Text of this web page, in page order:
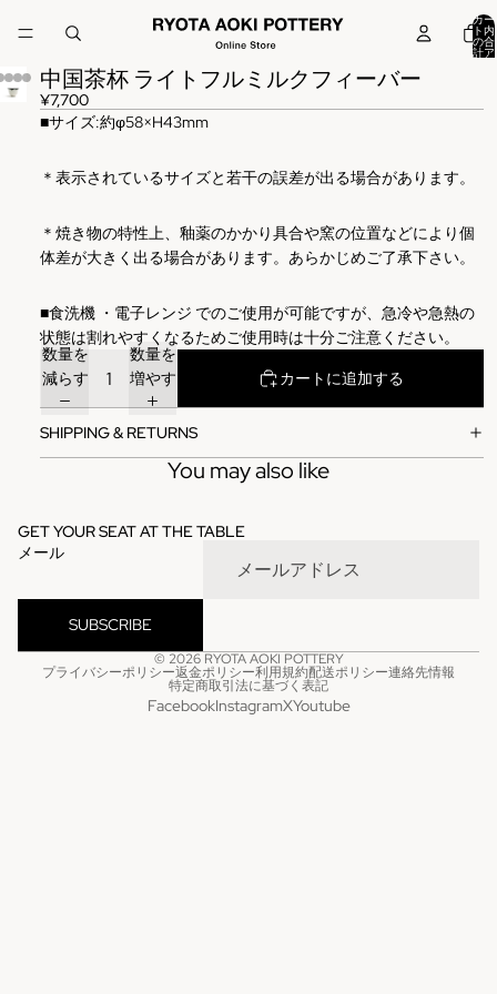
カー
ト内
の合
計ア
中国茶杯 ライトフルミルクフィーバー
¥7,700
■サイズ:約φ58×H43mm
＊表示されているサイズと若干の誤差が出る場合があります。
＊焼き物の特性上、釉薬のかかり具合や窯の位置などにより個
体差が大きく出る場合があります。あらかじめご了承下さい。
■食洗機 ・電子レンジ でのご使用が可能ですが、急冷や急熱の
状態は割れやすくなるためご使用時は十分ご注意ください。
数量を
減らす
数量を
増やす
カートに追加する
SHIPPING & RETURNS
You may also like
GET YOUR SEAT AT THE TABLE
メール
SUBSCRIBE
© 2026 RYOTA AOKI POTTERY
プライバシーポリシー返金ポリシー利用規約配送ポリシー連絡先情報
特定商取引法に基づく表記
FacebookInstagramXYoutube